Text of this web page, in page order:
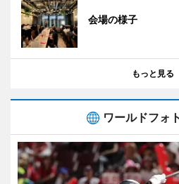
会場の様子
もっと見る
ワールドフォ